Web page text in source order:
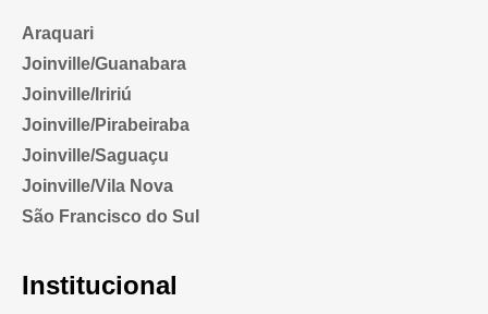
Araquari
Joinville/Guanabara
Joinville/Iririú
Joinville/Pirabeiraba
Joinville/Saguaçu
Joinville/Vila Nova
São Francisco do Sul
Institucional